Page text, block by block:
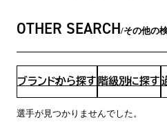
OTHER SEARCH その他の
ブランドから探す 階級別に探す
選手が見つかりませんでした。